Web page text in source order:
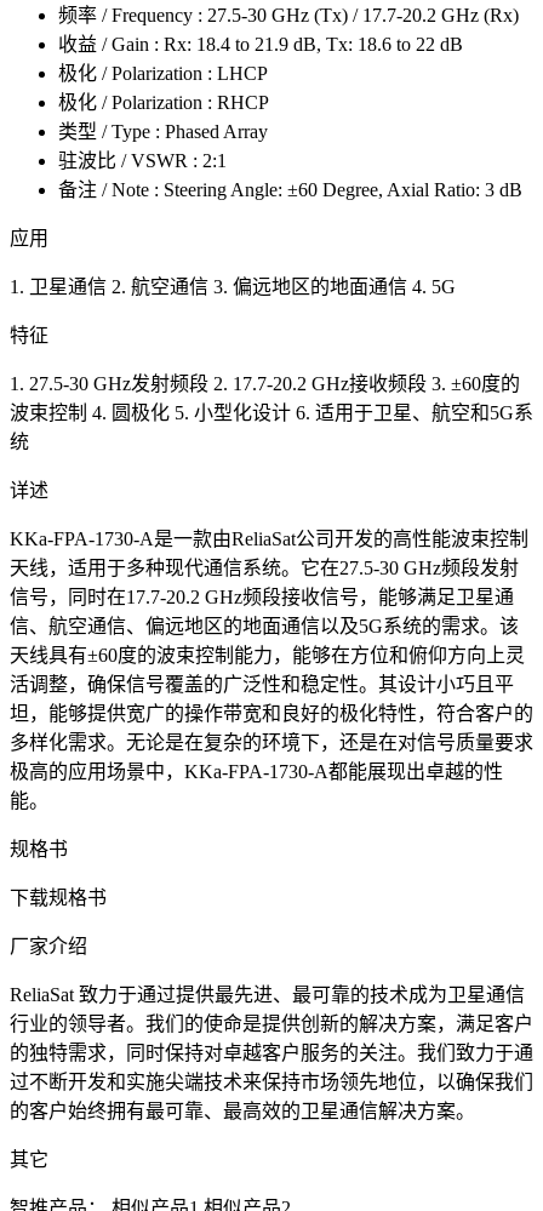
频率 / Frequency : 27.5-30 GHz (Tx) / 17.7-20.2 GHz (Rx)
收益 / Gain : Rx: 18.4 to 21.9 dB, Tx: 18.6 to 22 dB
极化 / Polarization : LHCP
极化 / Polarization : RHCP
类型 / Type : Phased Array
驻波比 / VSWR : 2:1
备注 / Note : Steering Angle: ±60 Degree, Axial Ratio: 3 dB
应用
1. 卫星通信 2. 航空通信 3. 偏远地区的地面通信 4. 5G
特征
1. 27.5-30 GHz发射频段 2. 17.7-20.2 GHz接收频段 3. ±60度的
波束控制 4. 圆极化 5. 小型化设计 6. 适用于卫星、航空和5G系
统
详述
KKa-FPA-1730-A是一款由ReliaSat公司开发的高性能波束控制
天线，适用于多种现代通信系统。它在27.5-30 GHz频段发射
信号，同时在17.7-20.2 GHz频段接收信号，能够满足卫星通
信、航空通信、偏远地区的地面通信以及5G系统的需求。该
天线具有±60度的波束控制能力，能够在方位和俯仰方向上灵
活调整，确保信号覆盖的广泛性和稳定性。其设计小巧且平
坦，能够提供宽广的操作带宽和良好的极化特性，符合客户的
多样化需求。无论是在复杂的环境下，还是在对信号质量要求
极高的应用场景中，KKa-FPA-1730-A都能展现出卓越的性
能。
规格书
下载规格书
厂家介绍
ReliaSat 致力于通过提供最先进、最可靠的技术成为卫星通信
行业的领导者。我们的使命是提供创新的解决方案，满足客户
的独特需求，同时保持对卓越客户服务的关注。我们致力于通
过不断开发和实施尖端技术来保持市场领先地位，以确保我们
的客户始终拥有最可靠、最高效的卫星通信解决方案。
其它